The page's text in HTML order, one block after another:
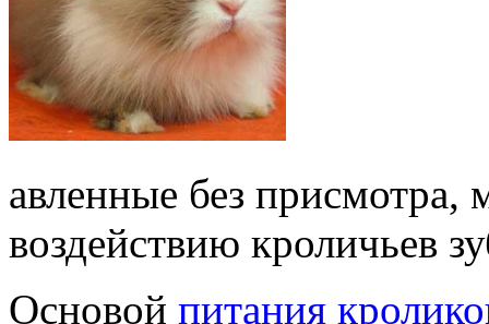
авленные без присмотра,
воздействию кроличьев
Основой питания